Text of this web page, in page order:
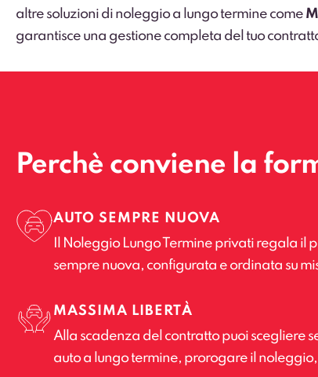
altre soluzioni di noleggio a lungo termine come
garantisce una gestione completa del tuo
Perchè conviene la
AUTO SEMPRE NUOVA
Il Noleggio Lungo Termine privati regala il
sempre nuova, configurata e ordinata su
MASSIMA LIBERTÀ
Alla scadenza del contratto puoi scegliere
auto a lungo termine, prorogare il